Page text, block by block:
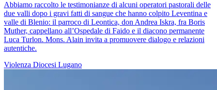
Abbiamo raccolto le testimonianze di alcuni operatori pastorali delle
due valli dopo i gravi fatti di sangue che hanno colpito Leventina e
valle di Blenio: il parroco di Leontica, don Andrea Iskra, fra Boris
Muther, cappellano all’Ospedale di Faido e il diacono permanente
Luca Turlon. Mons. Alain invita a promuovere dialogo e relazioni
autentiche.
Violenza Diocesi Lugano